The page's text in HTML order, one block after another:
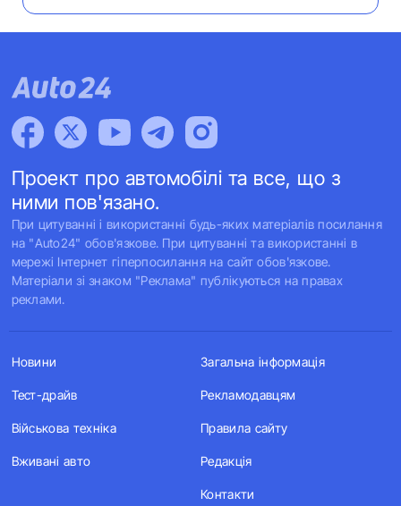
Проект про автомобілі та все, що з
ними пов'язано.
При цитуванні і використанні будь-яких матеріалів посилання
на "Auto24" обов'язкове. При цитуванні та використанні в
мережі Інтернет гіперпосилання на сайт обов'язкове.
Матеріали зі знаком "Реклама" публікуються на правах
реклами.
Новини
Тест-драйв
Військова техніка
Вживані авто
Загальна інформація
Рекламодавцям
Правила сайту
Редакція
Контакти